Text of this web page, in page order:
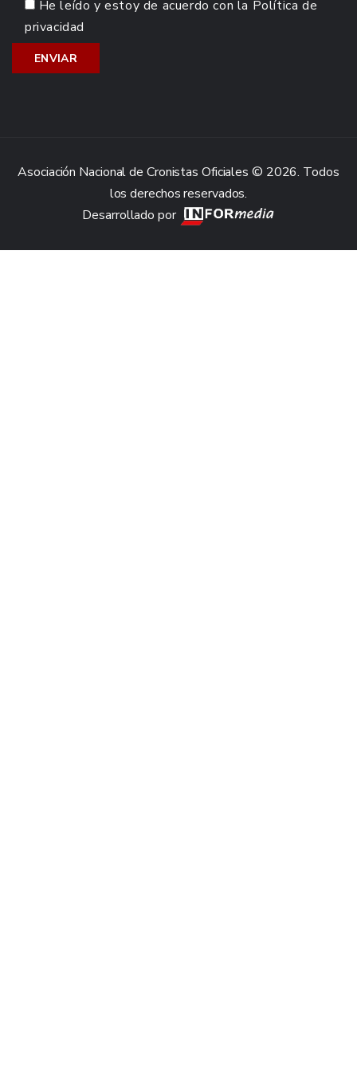
He leído y estoy de acuerdo con la Política de
privacidad
Asociación Nacional de Cronistas Oficiales © 2026. Todos
los derechos reservados.
Desarrollado por